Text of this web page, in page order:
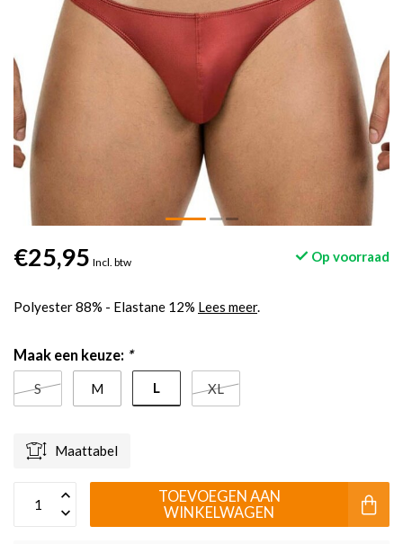
€25,95 Incl. btw Op voorraad
Polyester 88% - Elastane 12% Lees meer.
Maak een keuze: *
S M L XL
Maattabel
TOEVOEGEN AAN
WINKELWAGEN